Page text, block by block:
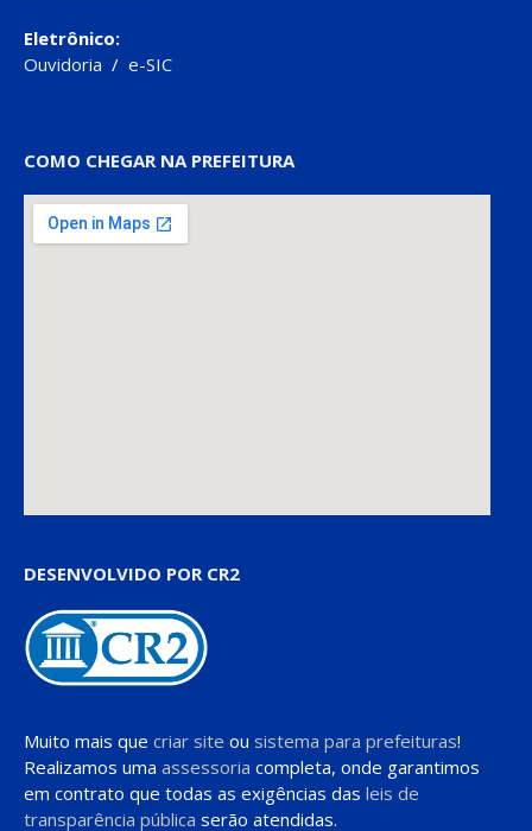
Eletrônico:
Ouvidoria / e-SIC
COMO CHEGAR NA PREFEITURA
DESENVOLVIDO POR CR2
Muito mais que criar site ou sistema para prefeituras!
Realizamos uma assessoria completa, onde garantimos
em contrato que todas as exigências das leis de
transparência pública serão atendidas.